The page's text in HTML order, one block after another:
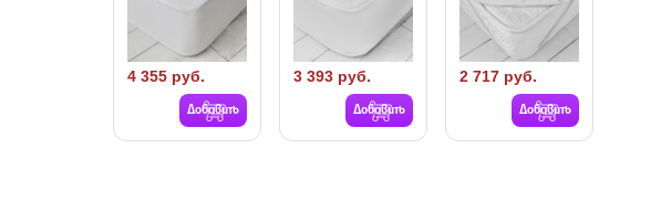
4 355 руб.
Добавить
3 393 руб.
Добавить
2 717 руб.
Добавить